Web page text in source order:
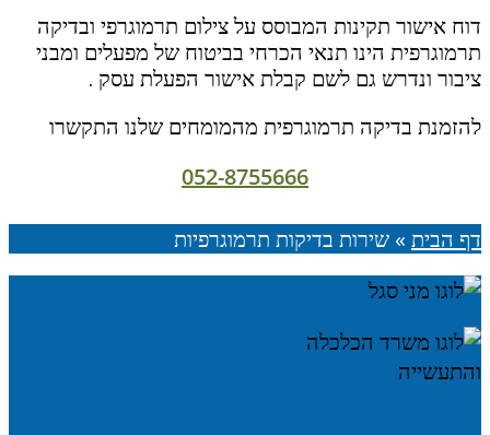
דוח אישור תקינות המבוסס על צילום תרמוגרפי ובדיקה
תרמוגרפית הינו תנאי הכרחי בביטוח של מפעלים ומבני
ציבור ונדרש גם לשם קבלת אישור הפעלת עסק .
להזמנת בדיקה תרמוגרפית מהמומחים שלנו התקשרו
052-8755666
דף הבית » שירות בדיקות תרמוגרפיות